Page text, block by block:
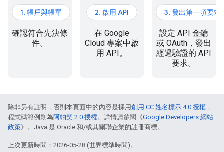
1. 帳戶與帳單
確認符合先決條
件。
2. 啟用 API
在 Google
Cloud 專案中啟
用 API。
3. 發出第一項要求
設定 API 金鑰
或 OAuth，發出
經過驗證的 API
要求。
除非另有註明，否則本頁面中的內容是採用創用 CC 姓名標示 4.0 授權 ，
程式碼範例則為阿帕契 2.0 授權。詳情請參閱《Google Developers 網站
政策》。Java 是 Oracle 和/或其關聯企業的註冊商標。
上次更新時間：2026-05-28 (世界標準時間)。